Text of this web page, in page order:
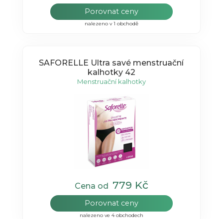
Porovnat ceny
nalezeno v 1 obchodě
SAFORELLE Ultra savé menstruační
kalhotky 42
Menstruační kalhotky
Cena od 779 Kč
Porovnat ceny
nalezeno ve 4 obchodech